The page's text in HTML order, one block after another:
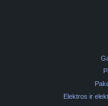
Elektros ir